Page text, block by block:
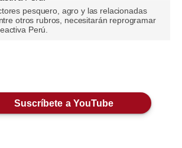
pesquero, agro y las relacionadas
otros rubros, necesitarán reprogramar
Perú.
Suscríbete a YouTube